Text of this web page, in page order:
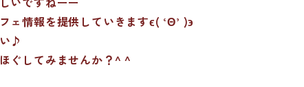
ェ情報を提供していきますϵ( ‘Θ’ )϶
♪
ぐしてみませんか？^ ^